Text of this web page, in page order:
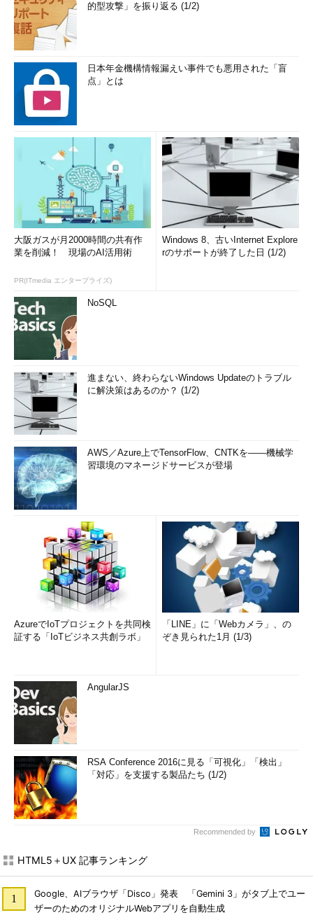
的型攻撃」を振り返る (1/2)
日本年金機構情報漏えい事件でも悪用された「盲
点」とは
大阪ガスが月2000時間の共有作
業を削減！ 現場のAI活用術
PR(ITmedia エンタープライズ)
Windows 8、古いInternet Explore
rのサポートが終了した日 (1/2)
NoSQL
進まない、終わらないWindows Updateのトラブル
に解決策はあるのか？ (1/2)
AWS／Azure上でTensorFlow、CNTKを――機械学
習環境のマネージドサービスが登場
AzureでIoTプロジェクトを共同検
証する「IoTビジネス共創ラボ」
「LINE」に「Webカメラ」、の
ぞき見られた1月 (1/3)
AngularJS
RSA Conference 2016に見る「可視化」「検出」
「対応」を支援する製品たち (1/2)
Recommended by
HTML5＋UX 記事ランキング
Google、AIブラウザ「Disco」発表 「Gemini 3」がタブ上でユー
ザーのためのオリジナルWebアプリを自動生成